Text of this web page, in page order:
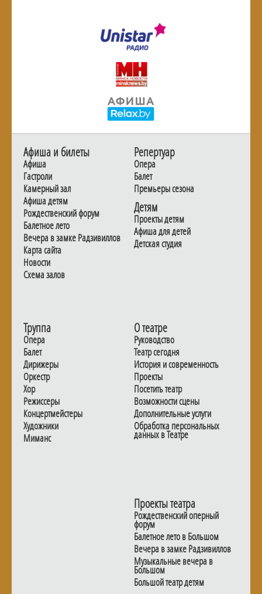
Афиша и билеты
Афиша
Гастроли
Камерный зал
Афиша детям
Рождественский форум
Балетное лето
Вечера в замке Радзивиллов
Карта сайта
Новости
Схема залов
Репертуар
Опера
Балет
Премьеры сезона
Детям
Проекты детям
Афиша для детей
Детская студия
Труппа
Опера
Балет
Дирижеры
Оркестр
Хор
Режиссеры
Концертмейстеры
Художники
Миманс
О театре
Руководство
Театр сегодня
История и современность
Проекты
Посетить театр
Возможности сцены
Дополнительные услуги
Обработка персональных
данных в Театре
Проекты театра
Рождественский оперный
форум
Балетное лето в Большом
Вечера в замке Радзивиллов
Музыкальные вечера в
Большом
Большой театр детям